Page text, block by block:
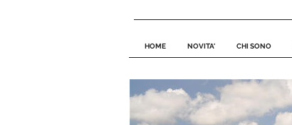
HOME NOVITA' CHI SONO